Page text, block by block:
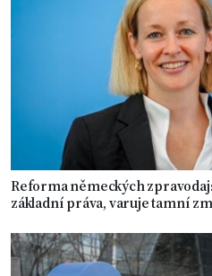
Reforma německých
základní práva, varuje tamní